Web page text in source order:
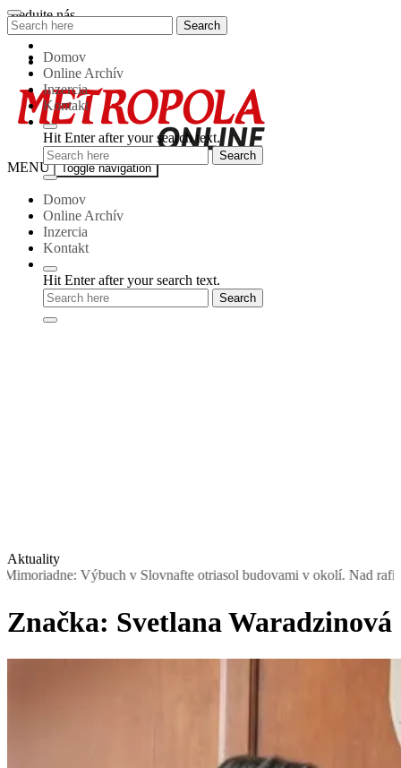
Skip
to
content
Sledujte nás
Metropola-
MENU Toggle navigation
Domov
Online Archív
Inzercia
Kontakt
Hit Enter after your search text.
Search
for:
Search
Domov
Online Archív
Inzercia
Kontakt
Hit Enter after your search text.
Aktuality
Výbuch v Slovnafte otriasol budovami v okolí. Nad rafinériou
Značka: Svetlana Waradzinová